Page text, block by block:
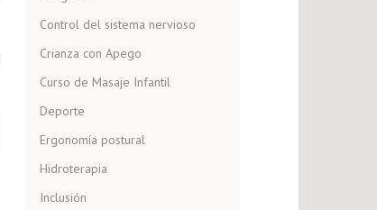
Control del sistema nervioso
Crianza con Apego
Curso de Masaje Infantil
Deporte
Ergonomía postural
Hidroterapia
Inclusión